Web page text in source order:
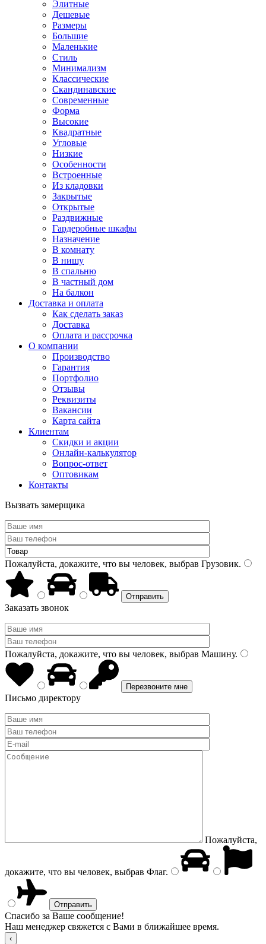
Элитные
Дешевые
Размеры
Большие
Маленькие
Стиль
Минимализм
Классические
Скандинавские
Современные
Форма
Высокие
Квадратные
Угловые
Низкие
Особенности
Встроенные
Из кладовки
Закрытые
Открытые
Раздвижные
Гардеробные шкафы
Назначение
В комнату
В нишу
В спальню
В частный дом
На балкон
Доставка и оплата
Как сделать заказ
Доставка
Оплата и рассрочка
О компании
Производство
Гарантия
Портфолио
Отзывы
Реквизиты
Вакансии
Карта сайта
Клиентам
Скидки и акции
Онлайн-калькулятор
Вопрос-ответ
Оптовикам
Контакты
Вызвать замерщика
Пожалуйста, докажите, что вы человек, выбрав Грузовик.
Заказать звонок
Пожалуйста, докажите, что вы человек, выбрав Машину.
Письмо директору
Пожалуйста,
докажите, что вы человек, выбрав Флаг.
Спасибо за Ваше сообщение!
Наш менеджер свяжется с Вами в ближайшее время.